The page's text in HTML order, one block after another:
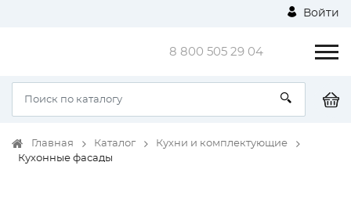
Войти
8 800 505 29 04
Главная Каталог
Кухни и комплектующие
Кухонные фасады